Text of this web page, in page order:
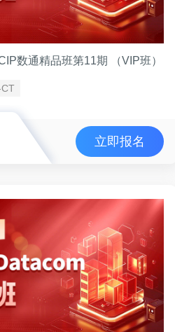
数通精品班第11期 （VIP班）
立即报名